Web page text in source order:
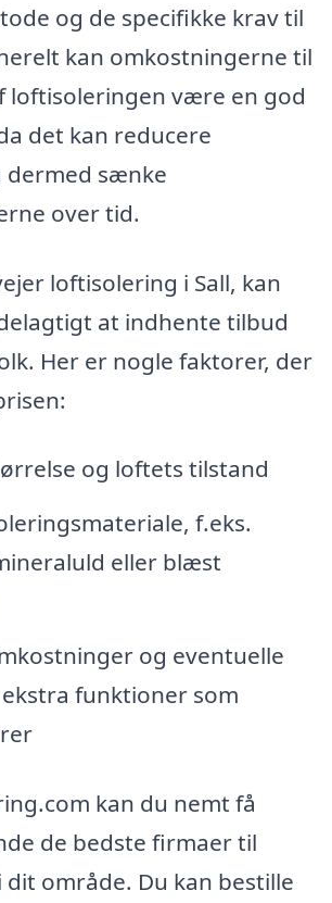
og de specifikke krav til
kan omkostningerne til
loftisoleringen være en god
det kan reducere
dermed sænke
over tid.
loftisolering i Sall, kan
at indhente tilbud
Her er nogle faktorer, der
og loftets tilstand
f.eks.
eller blæst
og eventuelle
funktioner som
kan du nemt få
de bedste firmaer til
område. Du kan bestille